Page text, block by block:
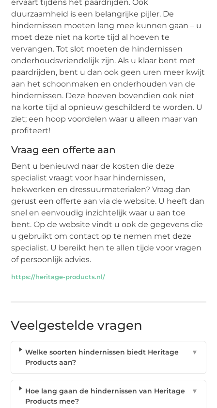
ervaart tijdens het paardrijden. Ook
duurzaamheid is een belangrijke pijler. De
hindernissen moeten lang mee kunnen gaan – u
moet deze niet na korte tijd al hoeven te
vervangen. Tot slot moeten de hindernissen
onderhoudsvriendelijk zijn. Als u klaar bent met
paardrijden, bent u dan ook geen uren meer kwijt
aan het schoonmaken en onderhouden van de
hindernissen. Deze hoeven bovendien ook niet
na korte tijd al opnieuw geschilderd te worden. U
ziet; een hoop voordelen waar u alleen maar van
profiteert!
Vraag een offerte aan
Bent u benieuwd naar de kosten die deze
specialist vraagt voor haar hindernissen,
hekwerken en dressuurmaterialen? Vraag dan
gerust een offerte aan via de website. U heeft dan
snel en eenvoudig inzichtelijk waar u aan toe
bent. Op de website vindt u ook de gegevens die
u gebruikt om contact op te nemen met deze
specialist. U bereikt hen te allen tijde voor vragen
of persoonlijk advies.
https://heritage-products.nl/
Veelgestelde vragen
Welke soorten hindernissen biedt Heritage
Products aan?
▼
Hoe lang gaan de hindernissen van Heritage
Products mee?
▼